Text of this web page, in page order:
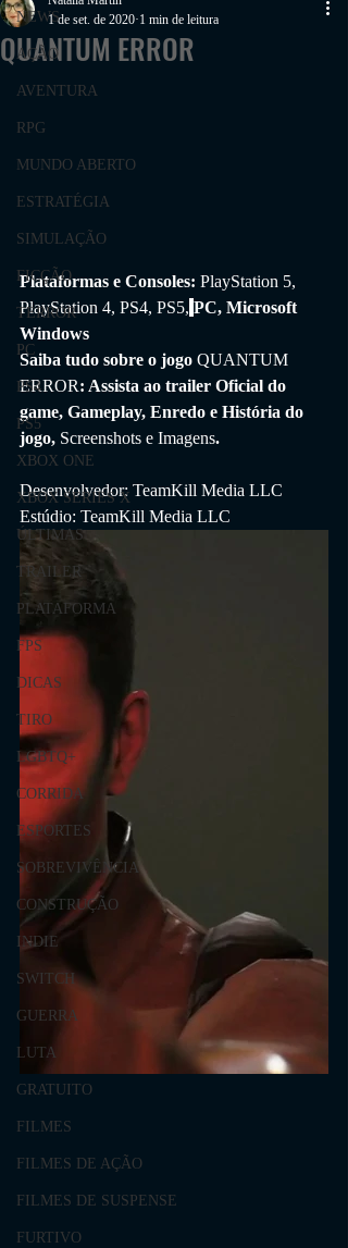
NEWS
AÇÃO
AVENTURA
RPG
MUNDO ABERTO
ESTRATÉGIA
SIMULAÇÃO
FICÇÃO
TERROR
PC
PS4
PS5
XBOX ONE
XBOX SERIES X
ÚLTIMAS
TRAILER
PLATAFORMA
FPS
DICAS
TIRO
LGBTQ+
CORRIDA
ESPORTES
SOBREVIVÊNCIA
CONSTRUÇÃO
INDIE
SWITCH
GUERRA
LUTA
GRATUITO
FILMES
FILMES DE AÇÃO
FILMES DE SUSPENSE
FURTIVO
QUANTUM ERROR
1 de set. de 2020 1 min de leitura
Plataformas e Consoles: PlayStation 5,
PlayStation 4, PS4, PS5, PC, Microsoft
Windows
Saiba tudo sobre o jogo QUANTUM
ERROR: Assista ao trailer Oficial do
game, Gameplay, Enredo e História do
jogo, Screenshots e Imagens.
Desenvolvedor: TeamKill Media LLC
Estúdio: TeamKill Media LLC